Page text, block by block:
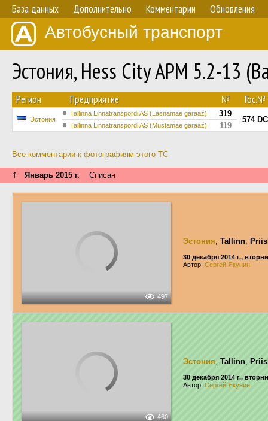
База данных Дополнительно Комментарии Обновления
Автобусный транспорт
Эстония, Hess City APM 5.2-13
Регион Предприятие № Гос.№
Эстония
Tallinna Linnatranspordi AS (Lasnamäe garaaž) 319
574 DC
Tallinna Linnatranspordi AS (Mustamäe garaaž) 119
Все комментарии к фотографиям этого ТС
↑ Январь 2015 г. Списан
497
Эстония, Tallinn,
30 декабря 2014 г.,
Автор: Сергей Якунин
460
Эстония, Tallinn,
30 декабря 2014 г.,
Автор: Сергей Якунин